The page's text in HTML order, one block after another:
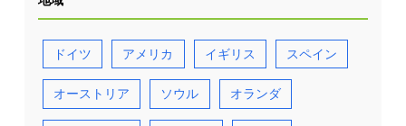
ドイツ アメリカ イギリス スペイン
オーストリア ソウル オランダ